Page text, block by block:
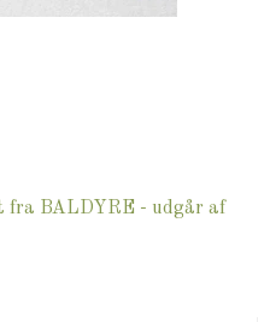
fra BALDYRE - udgår af